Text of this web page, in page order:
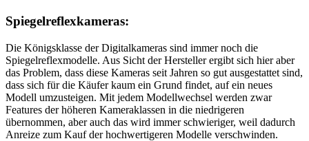
Spiegelreflexkameras:
Die Königsklasse der Digitalkameras sind immer noch die
Spiegelreflexmodelle. Aus Sicht der Hersteller ergibt sich hier aber
das Problem, dass diese Kameras seit Jahren so gut ausgestattet sind,
dass sich für die Käufer kaum ein Grund findet, auf ein neues
Modell umzusteigen. Mit jedem Modellwechsel werden zwar
Features der höheren Kameraklassen in die niedrigeren
übernommen, aber auch das wird immer schwieriger, weil dadurch
Anreize zum Kauf der hochwertigeren Modelle verschwinden.